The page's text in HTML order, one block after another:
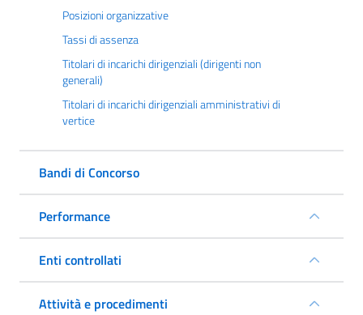
Posizioni organizzative
Tassi di assenza
Titolari di incarichi dirigenziali (dirigenti non
generali)
Titolari di incarichi dirigenziali amministrativi di
vertice
Bandi di Concorso
Performance
Enti controllati
Attività e procedimenti